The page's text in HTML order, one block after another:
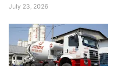
July 23, 2026